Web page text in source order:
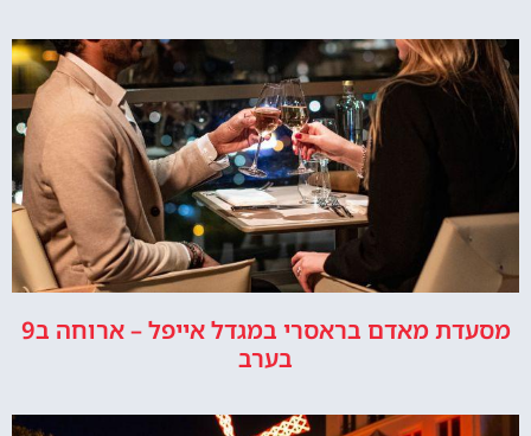
מסעדת מאדם בראסרי במגדל אייפל – ארוחה ב9
בערב